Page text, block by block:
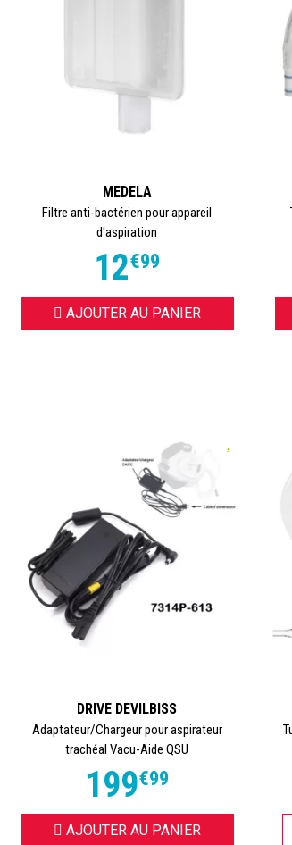
MEDELA
Filtre anti-bactérien pour appareil
d'aspiration
12€99
AJOUTER AU PANIER
DRIVE DEVILBISS
Adaptateur/Chargeur pour aspirateur
trachéal Vacu-Aide QSU
199€99
AJOUTER AU PANIER